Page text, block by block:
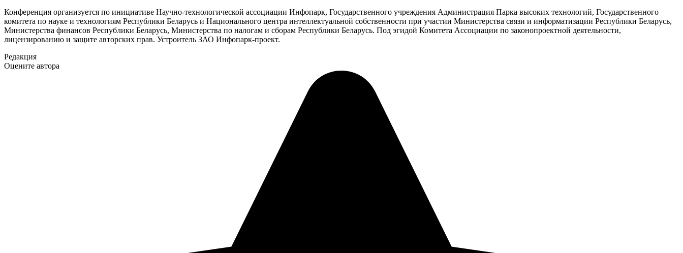
Конференция организуется по инициативе Научно-технологической ассоциации Инфопарк, Государственного учреждения Администрация Парка высоких технологий, Государственного
комитета по науке и технологиям Республики Беларусь и Национального центра интеллектуальной собственности при участии Министерства связи и информатизации Республики Беларусь,
Министерства финансов Республики Беларусь, Министерства по налогам и сборам Республики Беларусь. Под эгидой Комитета Ассоциации по законопроектной деятельности,
лицензированию и защите авторских прав. Устроитель ЗАО Инфопарк-проект.
Редакция
Оцените автора